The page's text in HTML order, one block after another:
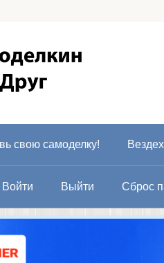
свою самоделку!
Войти Выйти Сброс